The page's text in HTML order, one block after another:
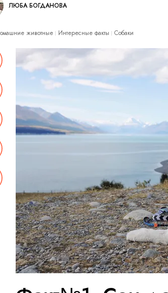
ЛЮБА БОГДАНОВА
животные Интересные факты Собаки